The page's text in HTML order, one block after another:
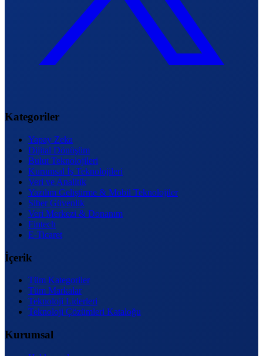
Kategoriler
Yapay Zeka
Dijital Dönüşüm
Bulut Teknolojileri
Kurumsal İş Teknolojileri
Veri ve Analitik
Yazılım Geliştirme & Mobil Teknolojiler
Siber Güvenlik
Veri Merkezi & Donanım
Fintech
E-Ticaret
İçerik
Tüm Kategoriler
Tüm Markalar
Teknoloji Liderleri
Teknoloji Çözümleri Kataloğu
Kurumsal